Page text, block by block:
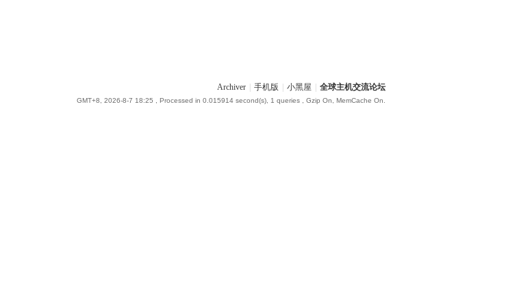
Archiver 手机版 小黑屋 全球主机交流论坛
GMT+8, 2026-8-7 18:25 , Processed in 0.015914 second(s), 1 queries , Gzip On, MemCache On.